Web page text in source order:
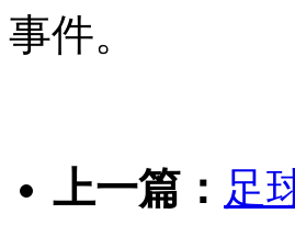
事件。
上一篇： 足